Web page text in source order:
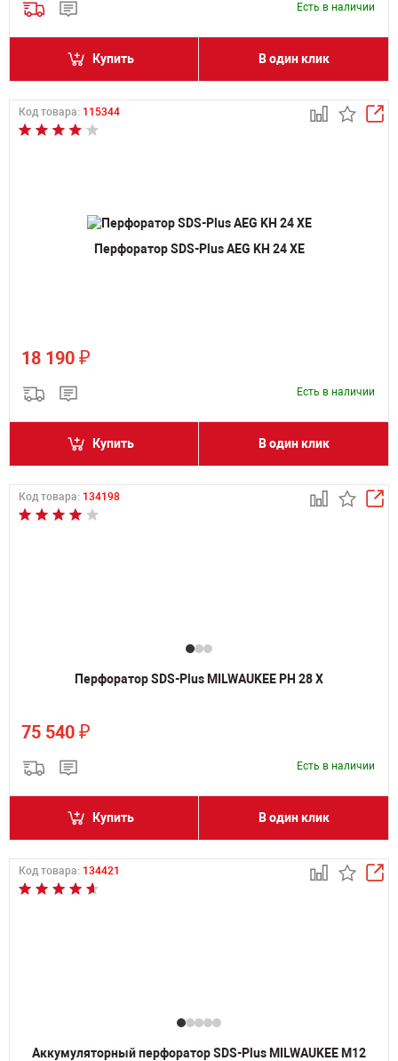
Есть в наличии
Купить В один клик
Код товара: 115344
Перфоратор SDS-Plus AEG KH 24 XE
18 190 ₽
Есть в наличии
Купить В один клик
Код товара: 134198
Перфоратор SDS-Plus MILWAUKEE PH 28 X
75 540 ₽
Есть в наличии
Купить В один клик
Код товара: 134421
Аккумуляторный перфоратор SDS-Plus MILWAUKEE M12